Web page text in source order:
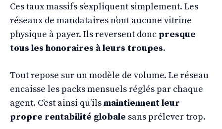
Ces taux massifs s’expliquent simplement. Les
réseaux de mandataires n’ont aucune vitrine
physique à payer. Ils reversent donc presque
tous les honoraires à leurs troupes.
Tout repose sur un modèle de volume. Le réseau
encaisse les packs mensuels réglés par chaque
agent. C’est ainsi qu’ilsmaintiennent leur
propre rentabilité globale sans prélever trop.